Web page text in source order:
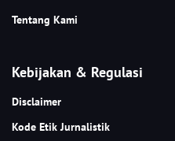
Tentang Kami
Kebijakan & Regulasi
Disclaimer
Kode Etik Jurnalistik